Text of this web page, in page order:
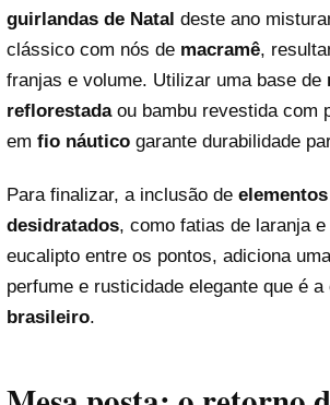
guirlandas de Natal deste ano
clássico com nós de macramê,
franjas e volume. Utilizar uma base de
reflorestadaou bambu revestida com
em fio náutico garante durabilidade
Para finalizar, a inclusão de
desidratados, como fatias de laranja
eucalipto entre os pontos, adiciona
perfume e rusticidade elegante que é a
brasileiro.